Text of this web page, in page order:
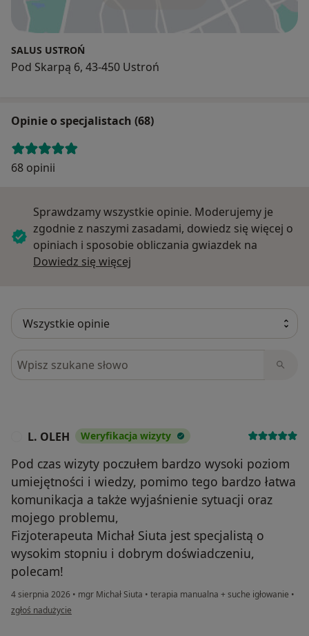
SALUS USTROŃ
Pod Skarpą 6, 43-450 Ustroń
Opinie o specjalistach (68)
68 opinii
Sprawdzamy wszystkie opinie. Moderujemy je
zgodnie z naszymi zasadami, dowiedz się więcej o
opiniach i sposobie obliczania gwiazdek na
Dowiedz się więcej
Szukaj w opiniach
L. OLEH Weryfikacja wizyty
Pod czas wizyty poczułem bardzo wysoki poziom
umiejętności i wiedzy, pomimo tego bardzo łatwa
komunikacja a także wyjaśnienie sytuacji oraz
mojego problemu,
Fizjoterapeuta Michał Siuta jest specjalistą o
wysokim stopniu i dobrym doświadczeniu,
polecam!
4 sierpnia 2026 • mgr Michał Siuta • terapia manualna + suche igłowanie •
w opinii użytkownika L. OLEH
zgłoś nadużycie